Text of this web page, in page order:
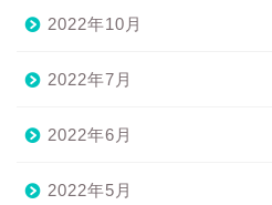
2022年10月
2022年7月
2022年6月
2022年5月